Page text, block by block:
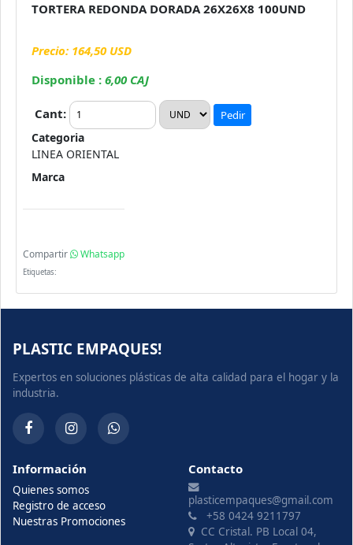
TORTERA REDONDA DORADA 26X26X8 100UND
Precio: 164,50 USD
Disponible : 6,00 CAJ
Cant: Pedir
Categoria
LINEA ORIENTAL
Marca
Compartir Whatsapp
Etiquetas:
PLASTIC EMPAQUES!
Expertos en soluciones plásticas de alta calidad para el hogar y la
industria.
Información
Quienes somos
Registro de acceso
Nuestras Promociones
Contacto
plasticempaques@gmail.com
+58 0424 9211797
CC Cristal. PB Local 04,